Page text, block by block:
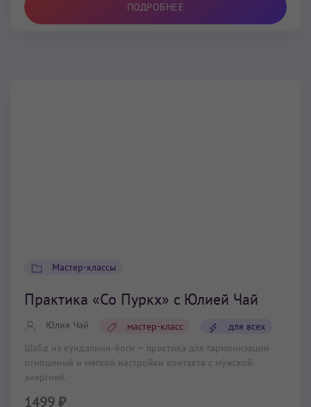
ПОДРОБНЕЕ
Мастер-классы
Практика «Со Пуркх» c Юлией Чай
Юлия Чай мастер-класс
для всех
Шабд из кундалини-йоги — практика для гармонизации
отношений и мягкой настройки контакта с мужской
энергией.
1499 ₽